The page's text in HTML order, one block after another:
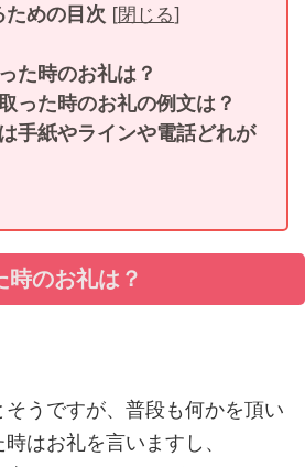
ための目次 [閉じる]
た時のお礼は？
った時のお礼の例文は？
手紙やラインや電話どれが
時のお礼は？
うですが、普段も何かを頂い
はお礼を言いますし、